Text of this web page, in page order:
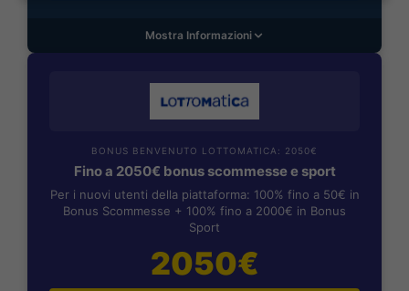
Mostra Informazioni
BONUS BENVENUTO LOTTOMATICA: 2050€
Fino a 2050€ bonus scommesse e sport
Per i nuovi utenti della piattaforma: 100% fino a 50€ in
Bonus Scommesse + 100% fino a 2000€ in Bonus
Sport
2050€